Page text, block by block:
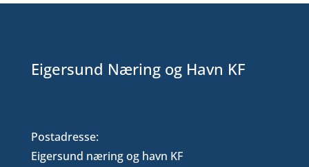
Eigersund Næring og Havn KF
Postadresse:
Eigersund næring og havn KF